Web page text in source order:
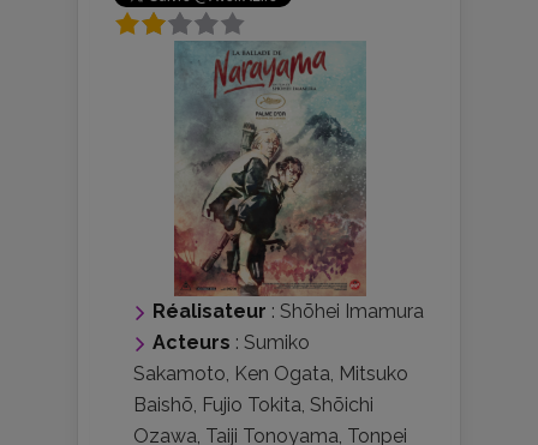
Réalisateur : Shōhei Imamura
Acteurs : Sumiko
Sakamoto, Ken Ogata, Mitsuko
Baishō, Fujio Tokita, Shōichi
Ozawa, Taiji Tonoyama, Tonpei